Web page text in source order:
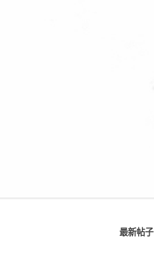
最新帖子